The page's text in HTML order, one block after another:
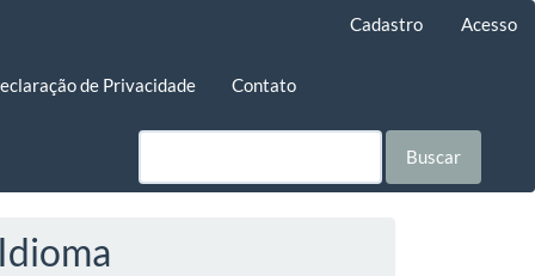
Cadastro Acesso
de Privacidade Contato
Buscar
Idioma